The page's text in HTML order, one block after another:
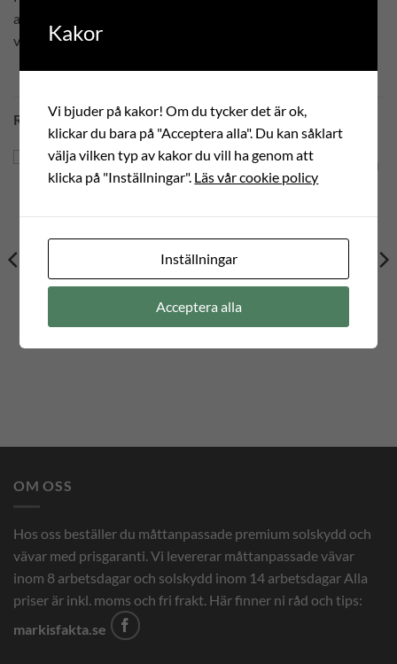
använda den gamla och föra in det i fållarna på den nya
väven.
RELATERADE PRODUKTER
ENFÄRGAD
0 kr
ENFÄRGAD
0 kr
OM OSS
Hos oss beställer du måttanpassade premium solskydd och
vävar med prisgaranti. Vi levererar måttanpassade vävar
inom 8 arbetsdagar och solskydd inom 14 arbetsdagar Alla
priser är inkl. moms och fri frakt. Här finner ni råd och tips:
markisfakta.se
Kakor
Vi bjuder på kakor! Om du tycker det är ok,
klickar du bara på "Acceptera alla". Du kan såklart
välja vilken typ av kakor du vill ha genom att
klicka på "Inställningar". Läs vår cookie policy
Inställningar
Acceptera alla